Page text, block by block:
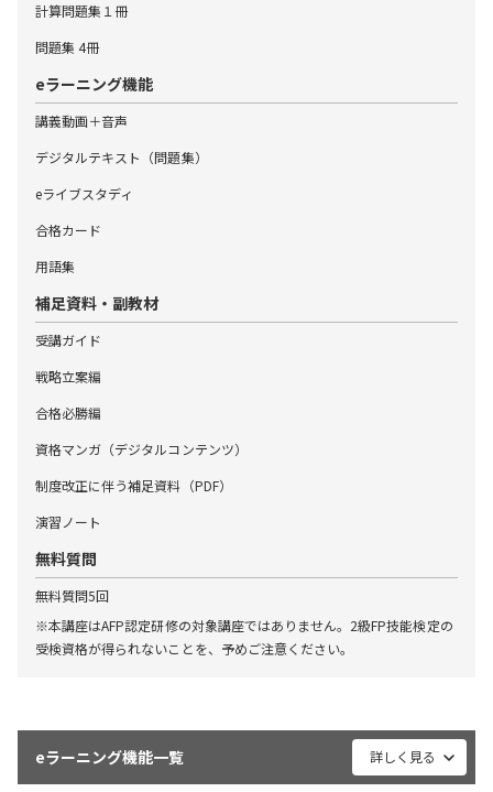
計算問題集１冊
問題集 4冊
eラーニング機能
講義動画＋音声
デジタルテキスト（問題集）
eライブスタディ
合格カード
用語集
補足資料・副教材
受講ガイド
戦略立案編
合格必勝編
資格マンガ（デジタルコンテンツ）
制度改正に伴う補足資料（PDF）
演習ノート
無料質問
無料質問5回
※本講座はAFP認定研修の対象講座ではありません。2級FP技能検定の
受検資格が得られないことを、予めご注意ください。
eラーニング機能一覧 詳しく見る